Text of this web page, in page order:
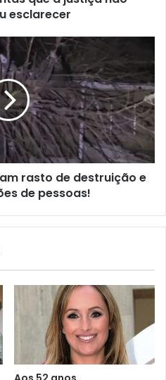
esclarecer
rasto de destruição e
de pessoas!